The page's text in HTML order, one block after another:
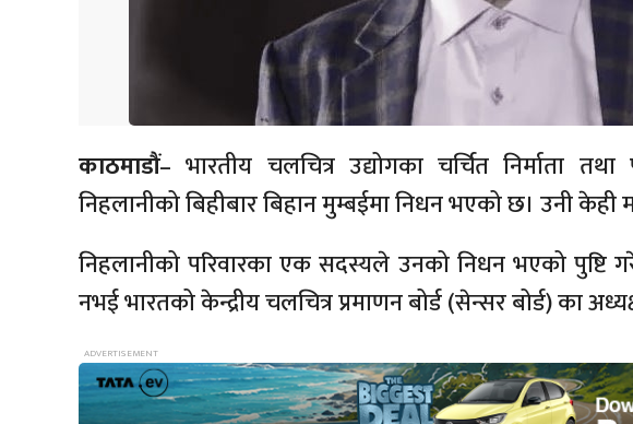
काठमाडौं– भारतीय चलचित्र उद्योगका चर्चित निर्माता
निहलानीको बिहीबार बिहान मुम्बईमा निधन भएको छ। उनी केही
निहलानीको परिवारका एक सदस्यले उनको निधन भएको पुष्टि
नभई भारतको केन्द्रीय चलचित्र प्रमाणन बोर्ड (सेन्सर बोर्ड) का